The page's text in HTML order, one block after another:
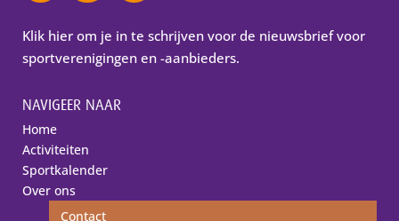
Klik hier om je in te schrijven voor de nieuwsbrief voor
sportverenigingen en -aanbieders.
NAVIGEER NAAR
Home
Activiteiten
Sportkalender
Over ons
Contact